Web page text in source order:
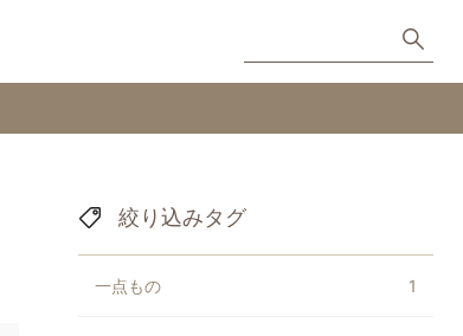
絞り込みタグ
一点もの 1